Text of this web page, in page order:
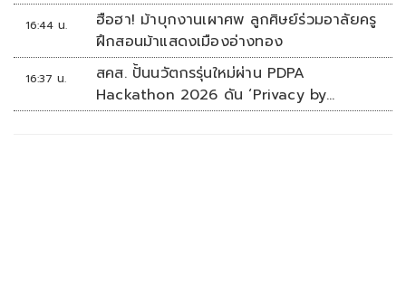
16:44 น.
ฮือฮา! ม้าบุกงานเผาศพ ลูกศิษย์ร่วมอาลัยครู
ฝึกสอนม้าแสดงเมืองอ่างทอง
16:37 น.
สคส. ปั้นนวัตกรรุ่นใหม่ผ่าน PDPA
Hackathon 2026 ดัน ‘Privacy by
Design for all’ สู่โซลูชันคุ้มครองข้อมูลส่วน